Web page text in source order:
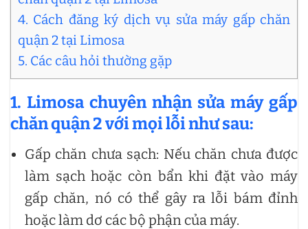
4. Cách đăng ký dịch vụ sửa máy gấp chăn
quận 2 tại Limosa
5. Các câu hỏi thường gặp
1. Limosa chuyên nhận sửa máy gấp
chăn quận 2 với mọi lỗi như sau:
Gấp chăn chưa sạch: Nếu chăn chưa được
làm sạch hoặc còn bẩn khi đặt vào máy
gấp chăn, nó có thể gây ra lỗi bám đỉnh
hoặc làm dơ các bộ phận của máy.